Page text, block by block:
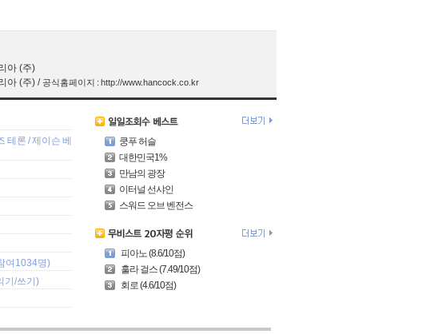
아 (주)
아 (주) /공식홈페이지 : http://www.hancock.co.kr
테론 /제이슨 베
여1034명)
기 /쓰기 )
쿵푸 허슬
대한민국1%
만남의 광장
이터널 선샤인
스워드 오브 벤전스
피아노 (8.6/10점)
훌라 걸스 (7.49/10점)
회로 (4.6/10점)